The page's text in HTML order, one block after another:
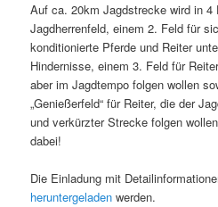
Auf ca. 20km Jagdstrecke wird in 4
Jagdherrenfeld, einem 2. Feld für
konditionierte Pferde und Reiter
Hindernisse, einem 3. Feld für
aber im Jagdtempo folgen wollen
„Genießerfeld“ für Reiter, die der
und verkürzter Strecke folgen
dabei!
Die Einladung mit
heruntergeladen werden.